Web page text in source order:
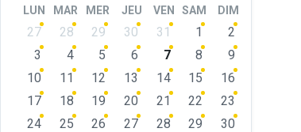
LUN MAR MER JEU VEN SAM DIM
Skip
calendar
days
27 28 29 30 31 1
2
3
4 5 6 7 8
9
10
11 12 13 14 15
16
17
18 19 20 21 22
23
24
25 26 27 28 29
30